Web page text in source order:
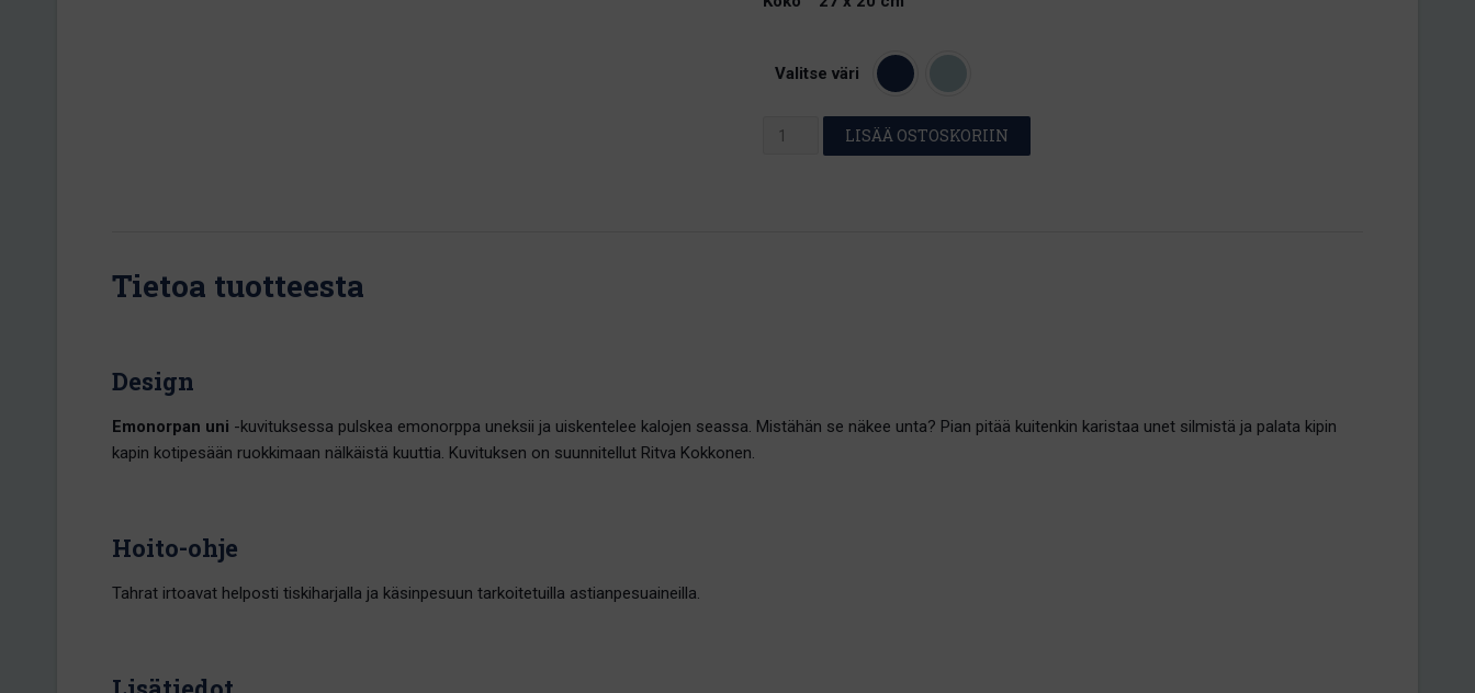
Valitse väri
Viilupuinen
LISÄÄ OSTOSKORIIN
Tietoa tuotteesta
Design
Emonorpan uni -kuvituksessa pulskea emonorppa uneksii ja uiskentelee kalojen seassa. Mistähän se näkee unta? Pian pitää kuitenkin karistaa unet silmistä ja palata kipin
kapin kotipesään ruokkimaan nälkäistä kuuttia. Kuvituksen on suunnitellut Ritva Kokkonen.
Hoito-ohje
Tahrat irtoavat helposti tiskiharjalla ja käsinpesuun tarkoitetuilla astianpesuaineilla.